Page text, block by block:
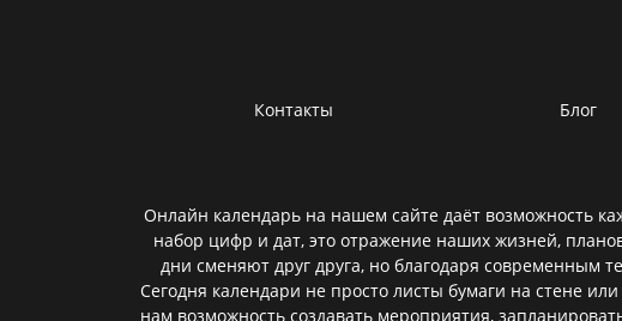
Контакты Блог
Онлайн календарь на нашем сайте даёт возможность
набор цифр и дат, это отражение наших жизней,
дни сменяют друг друга, но благодаря современным
Сегодня календари не просто листы бумаги на стене
нам возможность создавать мероприятия,